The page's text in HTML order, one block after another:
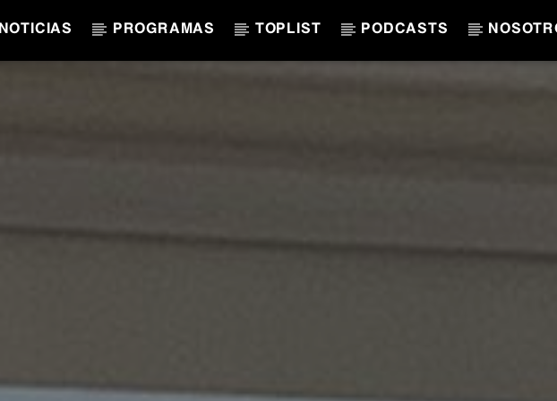
NOTICIAS PROGRAMAS TOPLIST PODCASTS